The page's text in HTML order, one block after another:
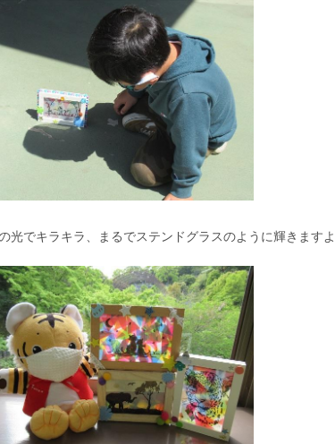
光でキラキラ、まるでステンドグラスのように輝きますよ